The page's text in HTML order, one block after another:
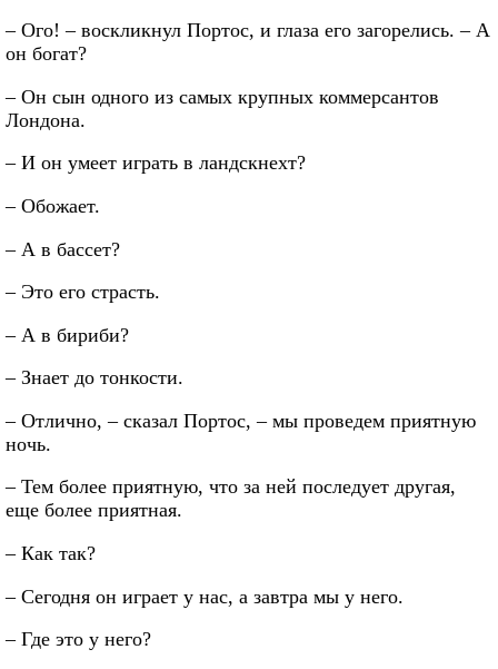
– Ого! – воскликнул Портос, и глаза его загорелись. – А
он богат?
– Он сын одного из самых крупных коммерсантов
Лондона.
– И он умеет играть в ландскнехт?
– Обожает.
– А в бассет?
– Это его страсть.
– А в бириби?
– Знает до тонкости.
– Отлично, – сказал Портос, – мы проведем приятную
ночь.
– Тем более приятную, что за ней последует другая,
еще более приятная.
– Как так?
– Сегодня он играет у нас, а завтра мы у него.
– Где это у него?